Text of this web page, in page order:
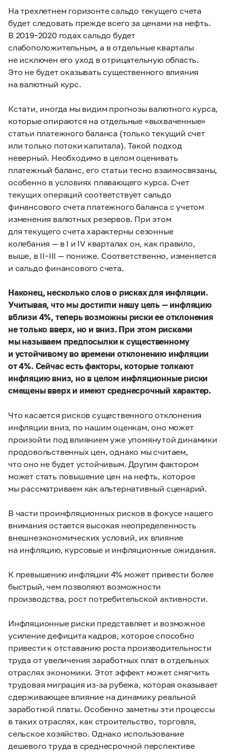
На трехлетнем горизонте сальдо текущего счета
будет следовать прежде всего за ценами на нефть.
В 2019–2020годах сальдо будет
слабоположительным, а в отдельные кварталы
не исключен его уход в отрицательную область.
Это не будет оказывать существенного влияния
на валютный курс.
Кстати, иногда мы видим прогнозы валютного курса,
которые опираются на отдельные «выхваченные»
статьи платежного баланса (только текущий счет
или только потоки капитала). Такой подход
неверный. Необходимо в целом оценивать
платежный баланс, его статьи тесно взаимосвязаны,
особенно в условиях плавающего курса. Счет
текущих операций соответствует сальдо
финансового счета платежного баланса с учетом
изменения валютных резервов. При этом
для текущего счета характерны сезонные
колебания — в I и IV кварталах он, как правило,
выше, в II–III —пониже. Соответственно, изменяется
и сальдо финансового счета.
Наконец, несколько слов о рисках для инфляции.
Учитывая, что мы достигли нашу цель — инфляцию
вблизи 4%, теперь возможны риски ее отклонения
не только вверх, но и вниз. При этом рисками
мы называем предпосылки к существенному
и устойчивому во времени отклонению инфляции
от 4%. Сейчас есть факторы, которые толкают
инфляцию вниз, но в целом инфляционные риски
смещены вверх и имеют среднесрочный характер.
Что касается рисков существенного отклонения
инфляции вниз, по нашим оценкам, оно может
произойти под влиянием уже упомянутой динамики
продовольственных цен, однако мы считаем,
что оно не будет устойчивым. Другим фактором
может стать повышение цен на нефть, которое
мы рассматриваем как альтернативный сценарий.
В части проинфляционных рисков в фокусе нашего
внимания остается высокая неопределенность
внешнеэкономических условий, их влияние
на инфляцию, курсовые и инфляционные ожидания.
К превышению инфляции 4% может привести более
быстрый, чем позволяют возможности
производства, рост потребительской активности.
Инфляционные риски представляет и возможное
усиление дефицита кадров, которое способно
привести к отставанию роста производительности
труда от увеличения заработных плат в отдельных
отраслях экономики. Этот эффект может смягчить
трудовая миграция из-за рубежа, которая оказывает
сдерживающее влияние на динамику реальной
заработной платы. Особенно заметны эти процессы
в таких отраслях, как строительство, торговля,
сельское хозяйство. Однако использование
дешевого труда в среднесрочной перспективе